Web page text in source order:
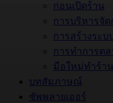
ก่อนเปิดร้าน
การบริหารจั
การสร้างระบ
การทำการต
มือใหม่ทำร้า
บทสัมภาษณ์
ซัพพลายเออร์